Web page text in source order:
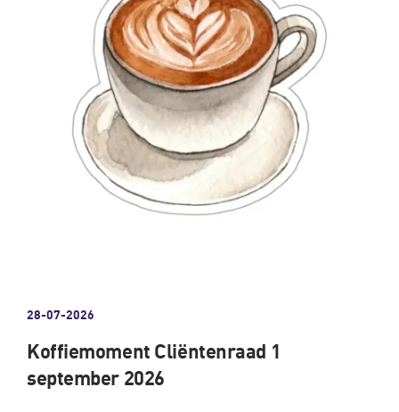
28-07-2026
Koffiemoment Cliëntenraad 1
september 2026